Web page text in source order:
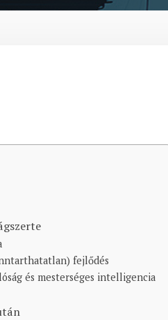
fejlődés
és mesterséges intelligencia